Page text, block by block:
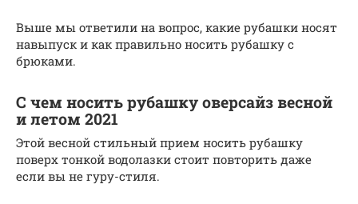
Выше мы ответили на вопрос, какие рубашки носят
навыпуск и как правильно носить рубашку с
брюками.
С чем носить рубашку оверсайз весной
и летом 2021
Этой весной стильный прием носить рубашку
поверх тонкой водолазки стоит повторить даже
если вы не гуру-стиля.